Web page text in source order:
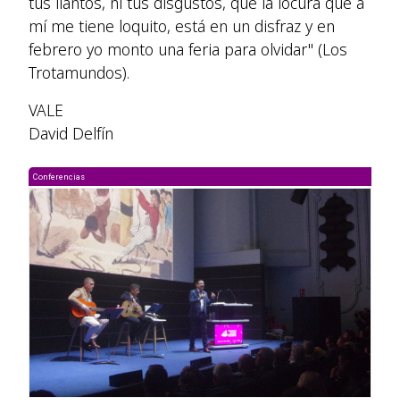
mí me tiene loquito, está en un disfraz y en
febrero yo monto una feria para olvidar" (Los
Trotamundos).
VALE
David Delfín
Conferencias